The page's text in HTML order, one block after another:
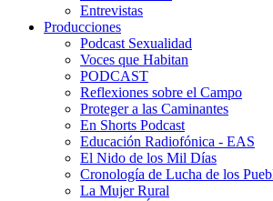
Entrevistas
Producciones
Podcast Sexualidad
Voces que Habitan
PODCAST
Reflexiones sobre el Campo
Proteger a las Caminantes
En Shorts Podcast
Educación Radiofónica - EAS
El Nido de los Mil Días
Cronología de Lucha de los
La Mujer Rural